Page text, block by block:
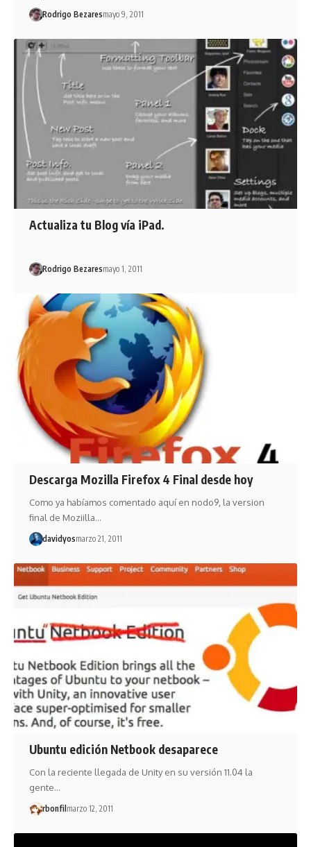
Rodrigo Bezaresmayo 9, 2011
Actualiza tu Blog vía iPad.
Rodrigo Bezaresmayo 1, 2011
Descarga Mozilla Firefox 4 Final desde hoy
Como ya habíamos comentado aquí en nodo9, la version
final de Moziilla…
davidyosmarzo 21, 2011
Ubuntu edición Netbook desaparece
Con la reciente llegada de Unity en su versión 11.04 la
gente…
rbonfilmarzo 12, 2011